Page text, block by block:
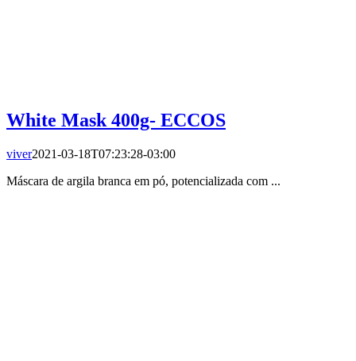
White Mask 400g- ECCOS
viver2021-03-18T07:23:28-03:00
Máscara de argila branca em pó, potencializada com ...